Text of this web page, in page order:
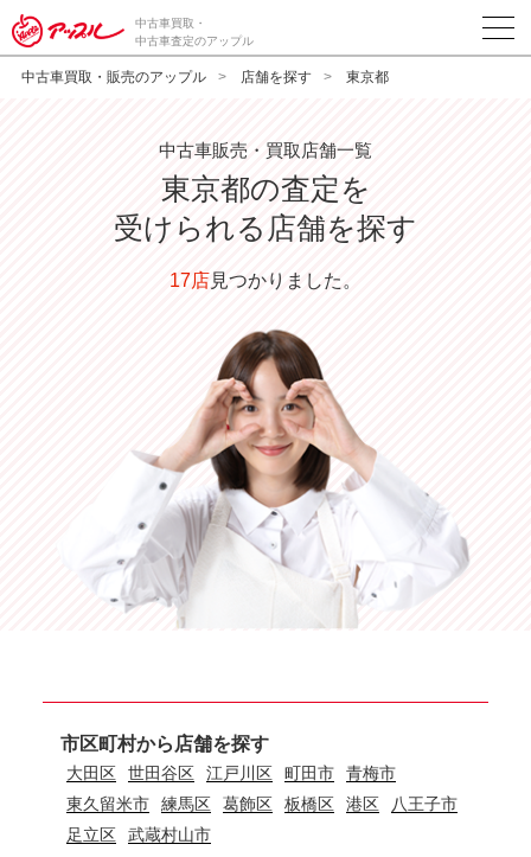
中古車買取・
中古車査定のアップル
中古車買取・販売のアップル 店舗を探す 東京都
中古車販売・買取店舗一覧
東京都の査定を
受けられる店舗を探す
17店見つかりました。
市区町村から店舗を探す
大田区 世田谷区 江戸川区 町田市
青梅市
東久留米市
練馬区 葛飾区 板橋区 港区
八王子市
足立区
武蔵村山市